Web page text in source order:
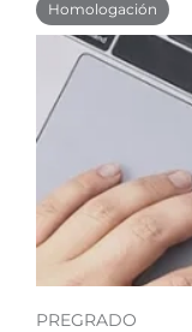
Homologación
PREGRADO